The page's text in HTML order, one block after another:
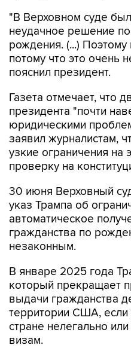
"В Верховном суде
неудачное решение
рождения. (...)
потому что это очень
пояснил президент.
Газета отмечает, что
президента "почти
юридическими
заявил журналистам,
узкие ограничения на
проверку на
30 июня Верховный
указ Трампа об
автоматическое
гражданства по
незаконным.
В январе 2025 года
который прекращает
выдачи гражданства
территории США, если
стране нелегально
визам.